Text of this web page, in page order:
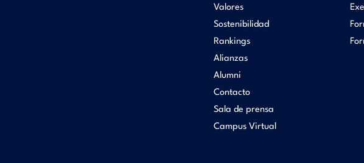
Valores
Sostenibilidad
Rankings
Alianzas
Alumni
Contacto
Sala de prensa
Campus Virtual